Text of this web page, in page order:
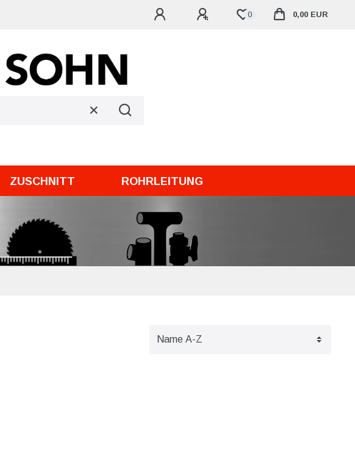
0 0,00 EUR
ZUSCHNITT ROHRLEITUNG